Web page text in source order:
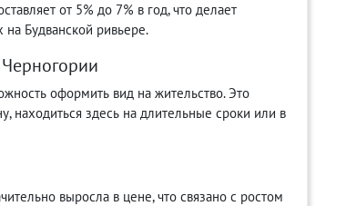
от 5% до 7% в год, что делает
Будванской ривьере.
оформить вид на жительство. Это
находиться здесь на длительные сроки или в
выросла в цене, что связано с ростом